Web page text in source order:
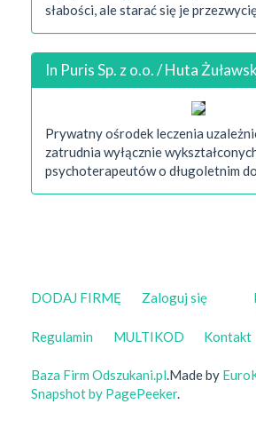
słabości, ale starać się je
In Puris Sp. z o.o. / Huta
Prywatny ośrodek leczenia
zatrudnia wyłącznie
psychoterapeutów o długoletnim
DODAJ FIRMĘ Zaloguj się
Regulamin MULTIKOD Kontakt
Baza Firm Odszukani.pl.Made by
Snapshot by PagePeeker.